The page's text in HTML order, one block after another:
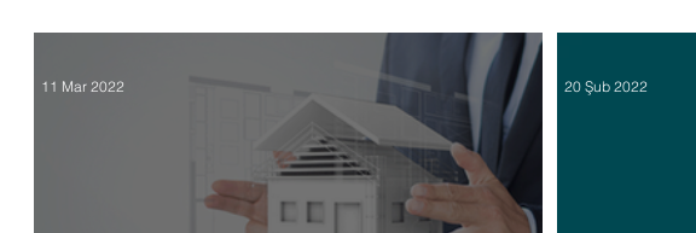
İnşaat Hukuku
11 Mar 2022 20 Şub 2022